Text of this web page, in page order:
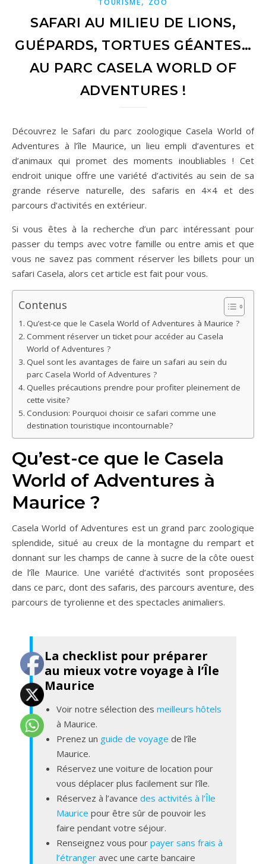
TOURISME
ZOO
SAFARI AU MILIEU DE LIONS,
GUÉPARDS, TORTUES GÉANTES…
AU PARC CASELA WORLD OF
ADVENTURES !
Découvrez le Safari du parc zoologique Casela World of
Adventures à l’île Maurice, un lieu empli d’aventures et
d’animaux qui promet des moments inoubliables ! Cet
endroit unique offre une variété d’activités au sein de sa
grande réserve naturelle, des safaris en 4×4 et des
parcours d’activités en extérieur.
Si vous êtes à la recherche d’un parc intéressant pour
passer du temps avec votre famille ou entre amis et que
vous ne savez pas comment réserver les billets pour un
safari Casela, alors cet article est fait pour vous.
Contenus
Qu’est-ce que le Casela World of Adventures à Maurice ?
Comment réserver un ticket pour accéder au Casela
World of Adventures ?
Quel sont les avantages de faire un safari au sein du
parc Casela World of Adventures ?
Quelles précautions prendre pour profiter pleinement de
cette visite?
Conclusion: Pourquoi choisir ce safari comme une
destination touristique incontournable?
Qu’est-ce que le Casela
World of Adventures à
Maurice ?
Casela World of Adventures est un grand parc zoologique
splendide, situé au creux de la montagne du rempart et
donnant sur les champs de canne à sucre de la côte ouest
de l’île Maurice. Une variété d’activités sont proposées
dans ce parc, dont des safaris, des parcours aventure, des
parcours de tyrolienne et des spectacles animaliers.
La checklist pour préparer
au mieux votre voyage à l’Île
Maurice
Voir notre sélection des meilleurs hôtels
à Maurice.
Prenez un guide de voyage de l’île
Maurice.
Réservez une voiture de location pour
vous déplacer plus facilement sur l’île.
Réservez à l’avance des activités à l’Île
Maurice pour être sûr de pouvoir les
faire pendant votre séjour.
Renseignez vous pour payer sans frais à
l’étranger avec une carte bancaire